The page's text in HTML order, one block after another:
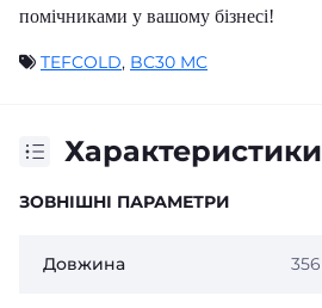
помічниками у вашому бізнесі!
TEFCOLD, BC30 MC
Характеристики
ЗОВНІШНІ ПАРАМЕТРИ
Довжина 356